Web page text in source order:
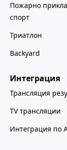
Пожарно
спорт
Триатлон
Backyard
Интеграция
Трансляция
TV трансляции
Интеграция по